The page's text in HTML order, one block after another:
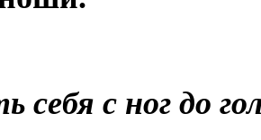
себя с ног до